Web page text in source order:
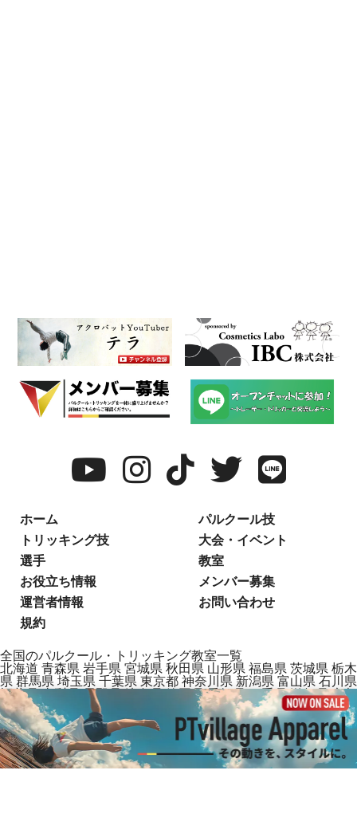
ホーム
パルクール技
トリッキング技
大会・イベント
選手
教室
お役立ち情報
メンバー募集
運営者情報
お問い合わせ
規約
全国のパルクール・トリッキング教室一覧
北海道 青森県 岩手県 宮城県 秋田県 山形県 福島県 茨城県 栃木
県 群馬県 埼玉県 千葉県 東京都 神奈川県 新潟県 富山県 石川県
福井県
長野県 静岡県 愛知県 三重県 滋賀県 京都
府 大阪府 兵庫県 奈良県 鳥取県 島根県 岡山県 広島県
山口県 徳島県 香川県 愛媛県 高知県 福岡県 佐賀県 長崎県 熊本
県 大分県 宮崎県 鹿児島県 沖縄県
2025 PTvillage